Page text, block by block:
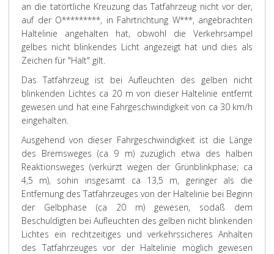
an die tatörtliche Kreuzung das Tatfahrzeug nicht vor der,
auf der O*********, in Fahrtrichtung W***, angebrachten
Haltelinie angehalten hat, obwohl die Verkehrsampel
gelbes nicht blinkendes Licht angezeigt hat und dies als
Zeichen für "Halt" gilt.
Das Tatfahrzeug ist bei Aufleuchten des gelben nicht
blinkenden Lichtes ca 20 m von dieser Haltelinie entfernt
gewesen und hat eine Fahrgeschwindigkeit von ca 30 km/h
eingehalten.
Ausgehend von dieser Fahrgeschwindigkeit ist die Länge
des Bremsweges (ca 9 m) zuzüglich etwa des halben
Reaktionsweges (verkürzt wegen der Grünblinkphase; ca
4,5 m), sohin insgesamt ca 13,5 m, geringer als die
Entfernung des Tatfahrzeuges von der Haltelinie bei Beginn
der Gelbphase (ca 20 m) gewesen, sodaß dem
Beschuldigten bei Aufleuchten des gelben nicht blinkenden
Lichtes ein rechtzeitiges und verkehrssicheres Anhalten
des Tatfahrzeuges vor der Haltelinie möglich gewesen